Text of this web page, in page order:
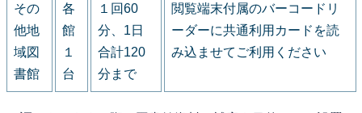
その
他地
域図
書館
各
館
１
台
１回60
分、1日
合計120
分まで
閲覧端末付属のバーコードリ
ーダーに共通利用カードを読
み込ませてご利用ください